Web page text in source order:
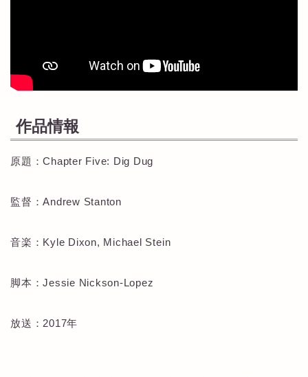
作品情報
原題：Chapter Five: Dig Dug
監督：Andrew Stanton
音楽：Kyle Dixon, Michael Stein
脚本：Jessie Nickson-Lopez
放送：2017年